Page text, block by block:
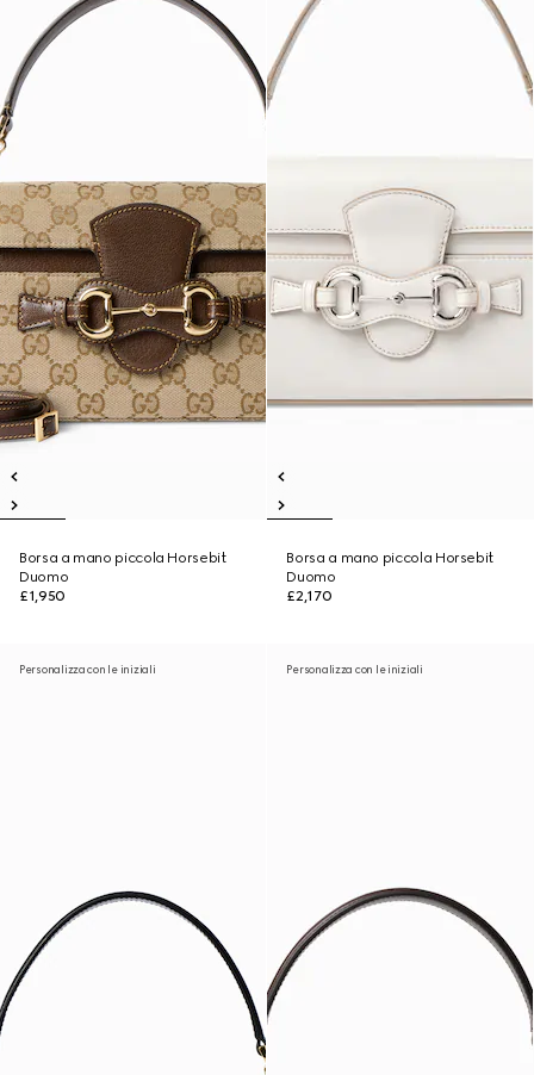
Borsa a mano piccola Horsebit
Duomo
£1,950
Borsa a mano piccola Horsebit
Duomo
£2,170
Personalizza con le iniziali Personalizza con le iniziali